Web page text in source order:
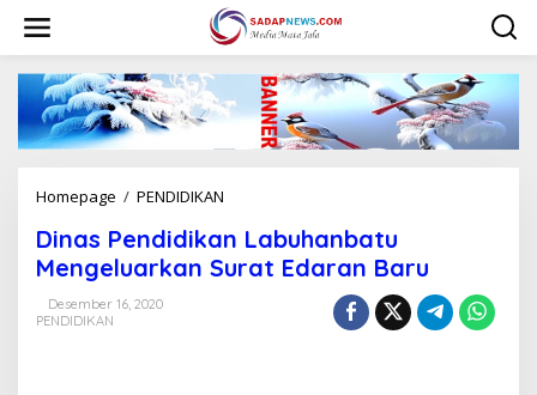
w
Homepage / PENDIDIKAN
n
a
s
Dinas Pendidikan Labuhanbatu
Mengeluarkan Surat Edaran Baru
Desember 16, 2020
PENDIDIKAN